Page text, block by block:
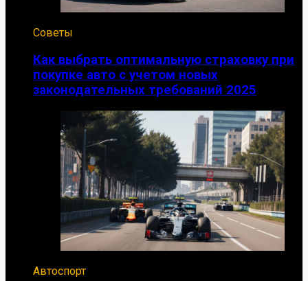
Советы
Как выбрать оптимальную страховку при
покупке авто с учетом новых
законодательных требований 2025
Автоспорт